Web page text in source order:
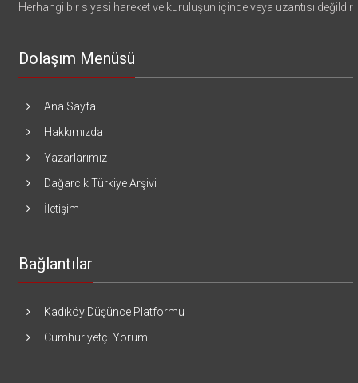
Herhangi bir siyasi hareket ve kuruluşun içinde veya uzantısı değildir
Dolaşım Menüsü
Ana Sayfa
Hakkımızda
Yazarlarımız
Dağarcık Türkiye Arşivi
İletişim
Bağlantılar
Kadıköy Düşünce Platformu
Cumhuriyetçi Yorum